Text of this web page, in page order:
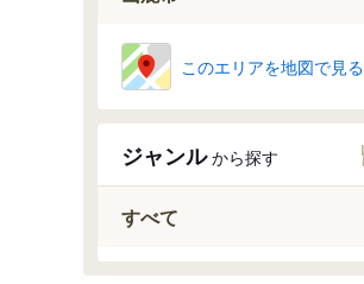
このエリアを地図で見る
ジャンルから探す
すべて